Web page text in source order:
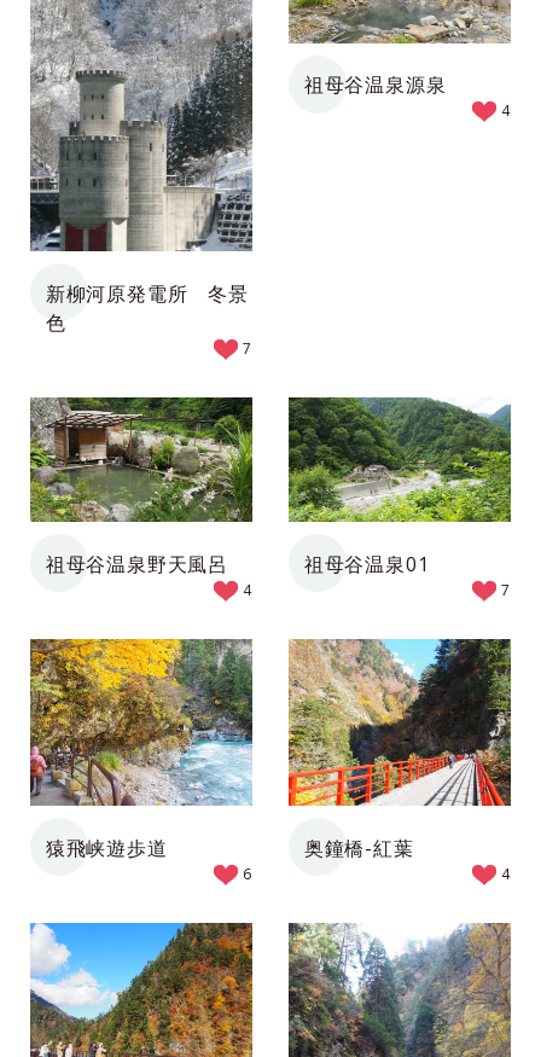
新柳河原発電所 冬景
色
7
祖母谷温泉源泉
4
祖母谷温泉野天風呂
4
祖母谷温泉01
7
猿飛峡遊歩道
6
奥鐘橋-紅葉
4